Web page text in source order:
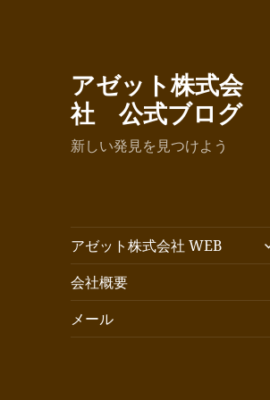
アゼット株式会
社 公式ブログ
新しい発見を見つけよう
アゼット株式会社 WEB
サ
ブ
ニ
ー
会社概要
メール